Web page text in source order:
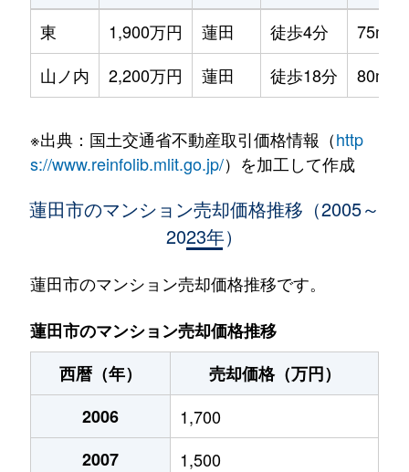
東
1,900万円 蓮田 徒歩4分
75m²
山ノ内
2,200万円 蓮田 徒歩18分 80m²
※出典：国土交通省不動産取引価格情報（http
s://www.reinfolib.mlit.go.jp/）を加工して作成
蓮田市のマンション売却価格推移（2005～
2023年）
蓮田市のマンション売却価格推移です。
蓮田市のマンション売却価格推移
西暦（年）
売却価格（万円）
2006
1,700
2007
1,500